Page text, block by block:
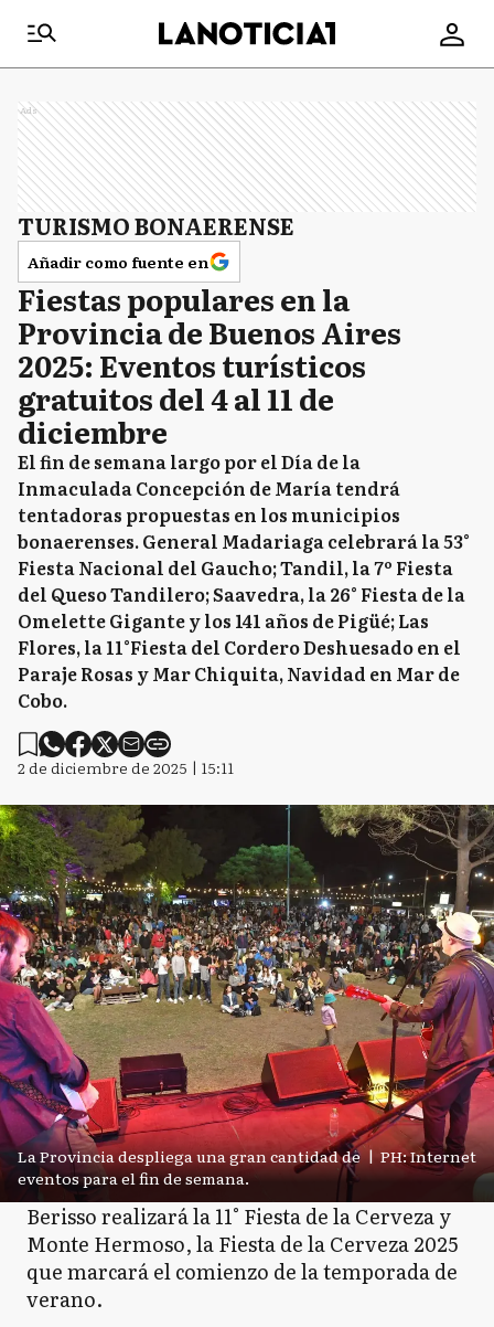
Ads
TURISMO BONAERENSE
Añadir como fuente en
Fiestas populares en la
Provincia de Buenos Aires
2025: Eventos turísticos
gratuitos del 4 al 11 de
diciembre
El fin de semana largo por el Día de la
Inmaculada Concepción de María tendrá
tentadoras propuestas en los municipios
bonaerenses. General Madariaga celebrará la 53°
Fiesta Nacional del Gaucho; Tandil, la 7º Fiesta
del Queso Tandilero; Saavedra, la 26° Fiesta de la
Omelette Gigante y los 141 años de Pigüé; Las
Flores, la 11°Fiesta del Cordero Deshuesado en el
Paraje Rosas y Mar Chiquita, Navidad en Mar de
Cobo.
2 de diciembre de 2025 | 15:11
La Provincia despliega una gran cantidad de
eventos para el fin de semana.
| PH: Internet
Berisso realizará la 11° Fiesta de la Cerveza y
Monte Hermoso, la Fiesta de la Cerveza 2025
que marcará el comienzo de la temporada de
verano.